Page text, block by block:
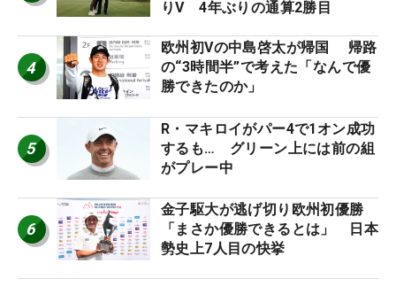
りV 4年ぶりの通算2勝目
4
欧州初Vの中島啓太が帰国 帰路
の“3時間半”で考えた「なんで優
勝できたのか」
5
R・マキロイがパー4で1オン成功
するも… グリーン上には前の組
がプレー中
6
金子駆大が逃げ切り欧州初優勝
「まさか優勝できるとは」 日本
勢史上7人目の快挙